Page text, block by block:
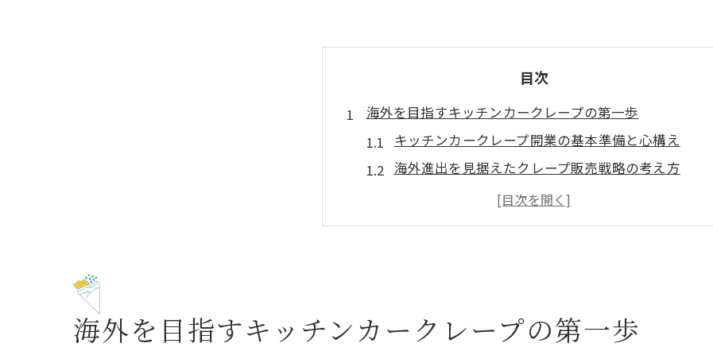
目次
海外を目指すキッチンカークレープの第一歩
キッチンカークレープ開業の基本準備と心構え
海外進出を見据えたクレープ販売戦略の考え方
愛知県あま市発キッチンカーの強みとは何か
現地イベント参加で広がるクレープ事業の可能性
海外進出を見据えたクレープメニューの工夫ポイント
海外を目指すキッチンカークレープの第一歩